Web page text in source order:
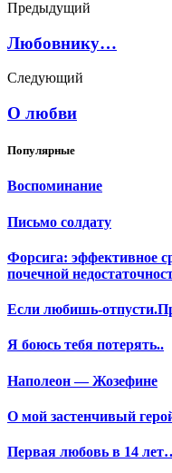
Предыдущий
Любовнику…
Следующий
О любви
Популярные
Воспоминание
Письмо солдату
Форсига: эффективное
почечной
Если любишь-
Я боюсь тебя потерять..
Наполеон — Жозефине
О мой застенчивый
Первая любовь в 14